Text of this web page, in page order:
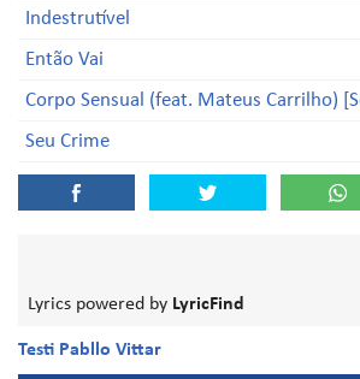
Indestrutível
Então Vai
Corpo Sensual (feat. Mateus Carrilho)
Seu Crime
Lyrics powered by LyricFind
Testi Pabllo Vittar